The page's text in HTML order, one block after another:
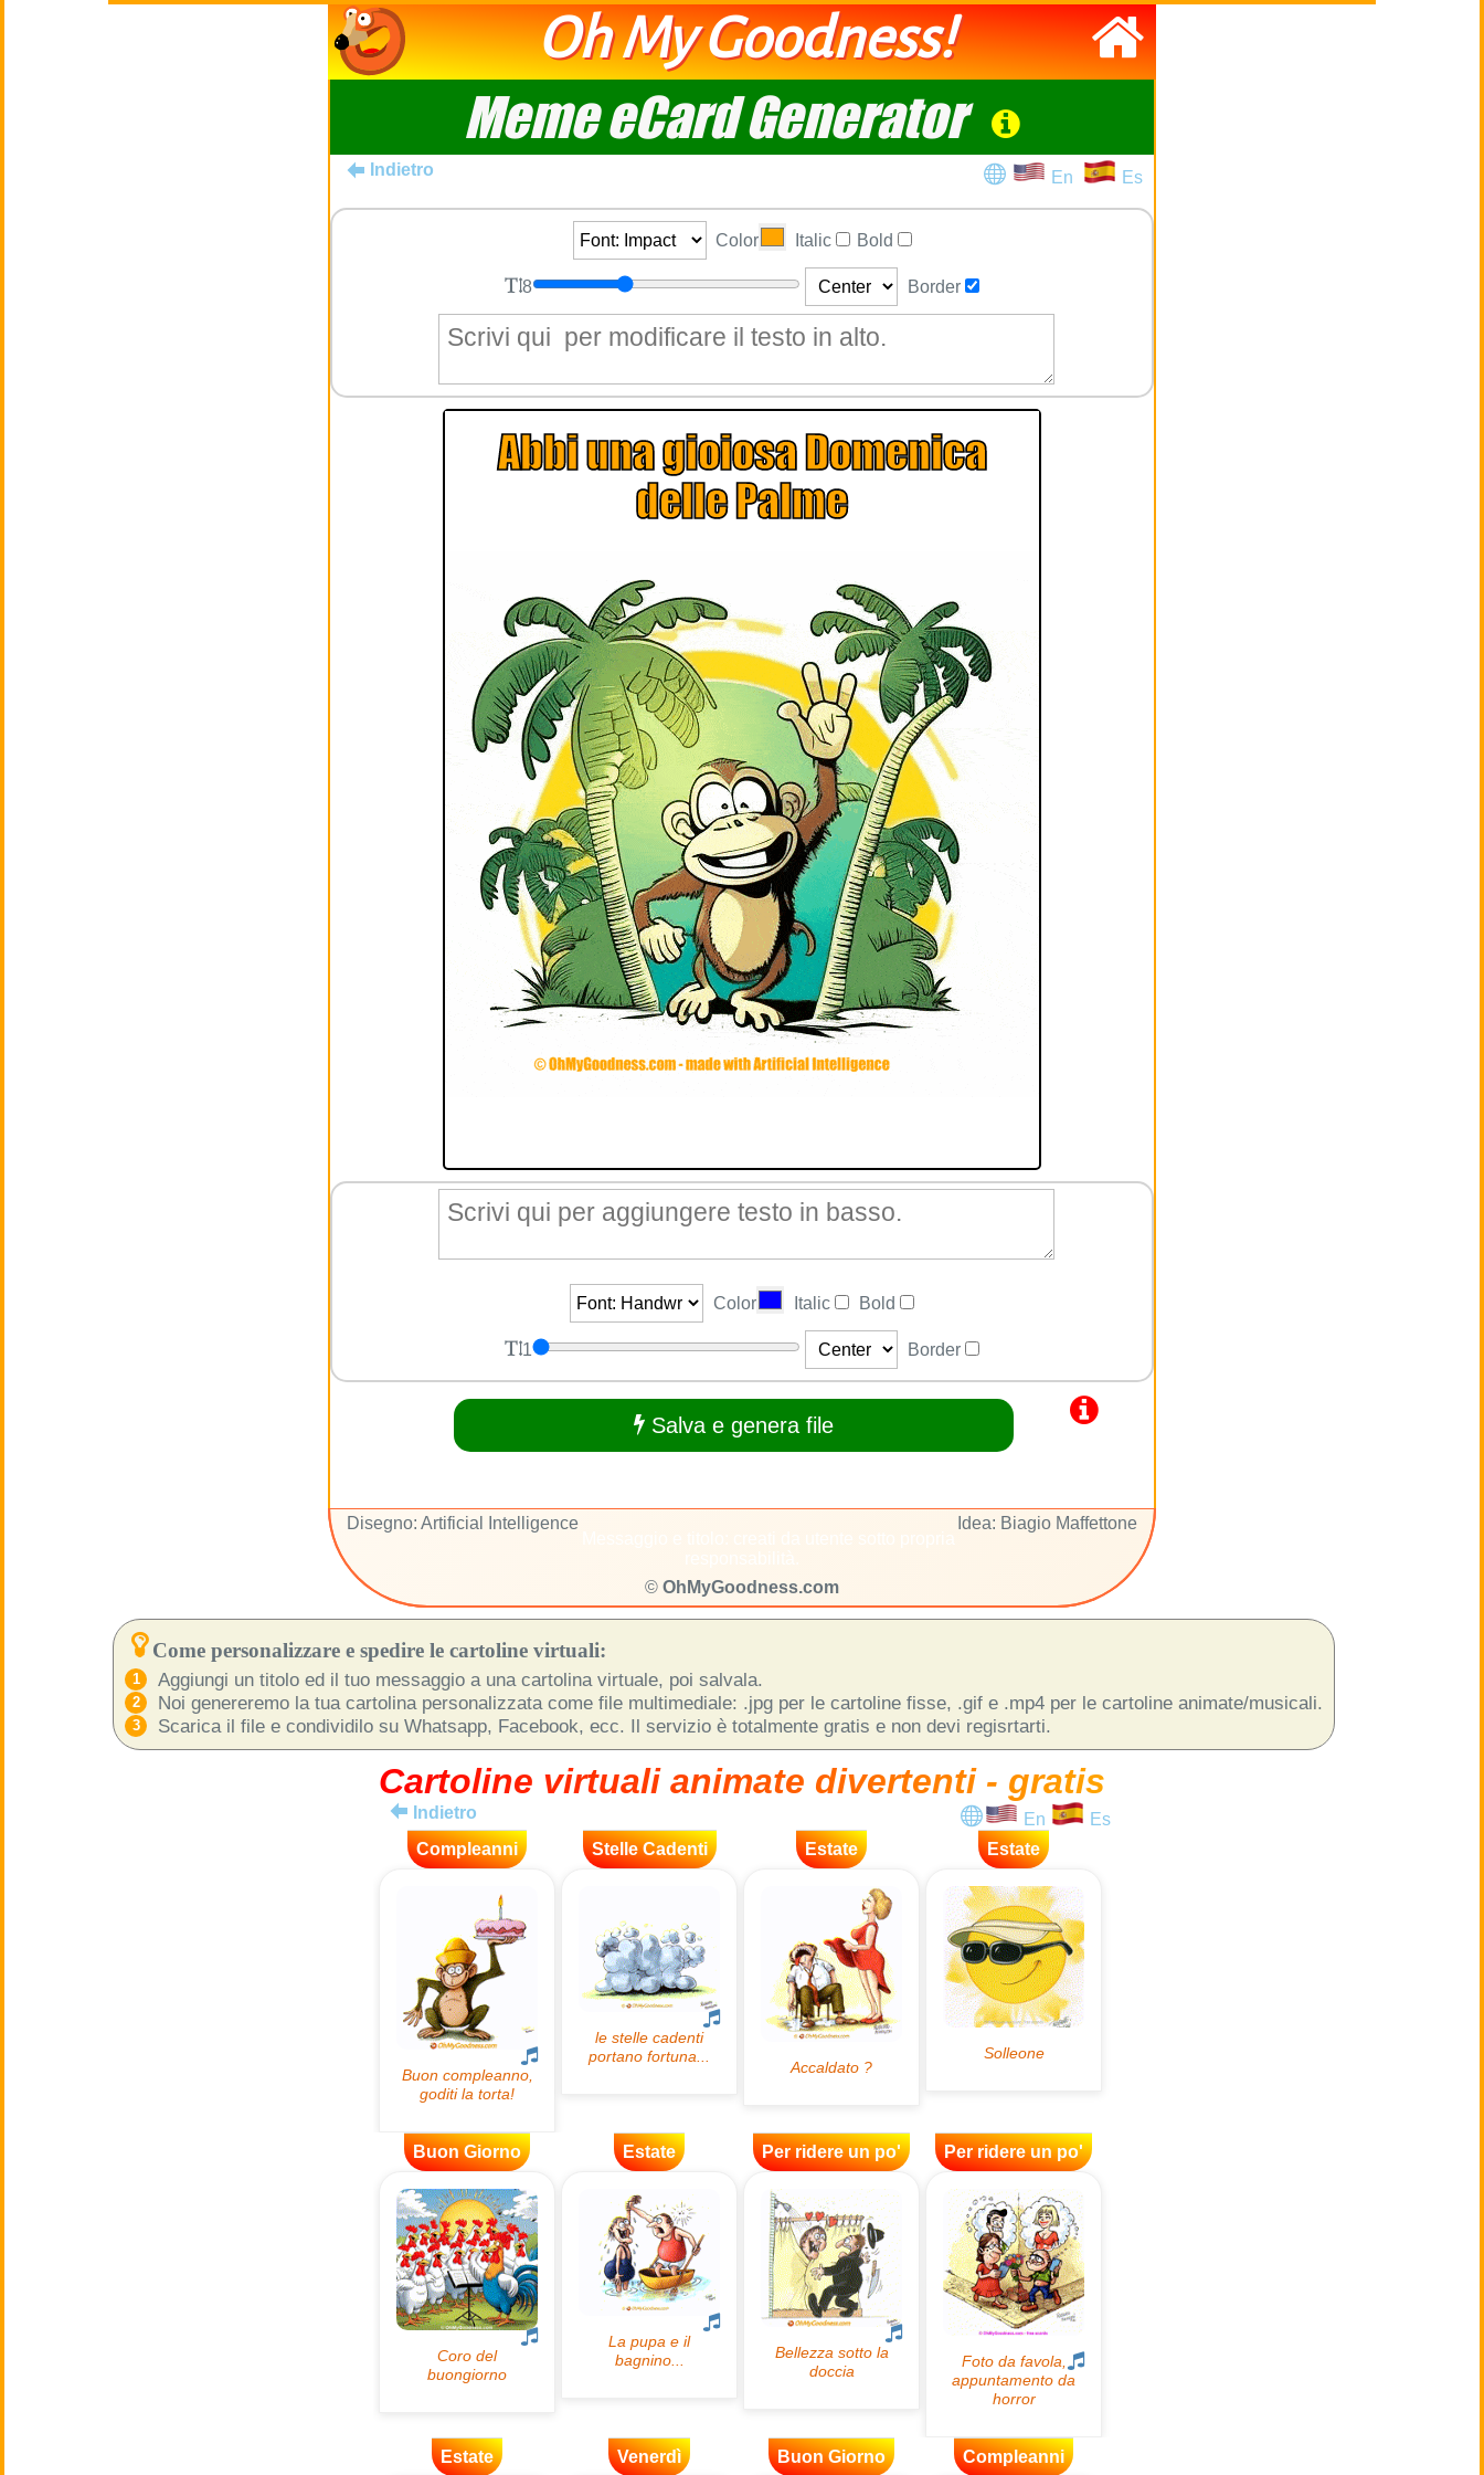
Oh My Goodness!
Meme eCard Generator
Indietro En Es
Color Italic Bold
8 Border
Color Italic Bold
1 Border
Salva e genera file
Disegno: Artificial Intelligence
Idea: Biagio Maffettone
© OhMyGoodness.com
Come personalizzare e spedire le cartoline virtuali:
Aggiungi un titolo ed il tuo messaggio a una cartolina virtuale, poi salvala.
Noi genereremo la tua cartolina personalizzata come file multimediale: .jpg per le cartoline fisse, .gif e .mp4 per le cartoline animate/musicali.
Scarica il file e condividilo su Whatsapp, Facebook, ecc. Il servizio è totalmente gratis e non devi regisrtarti.
Cartoline virtuali animate divertenti - gratis
Indietro En
Es
Compleanni
Stelle Cadenti Estate Estate
Buon Giorno Estate Per ridere un po' Per ridere un po'
Estate Venerdì Buon Giorno Compleanni